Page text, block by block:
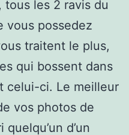
tous les 2 ravis du
vous possedez
traitent le plus,
qui bossent dans
celui-ci. Le meilleur
vos photos de
d’un